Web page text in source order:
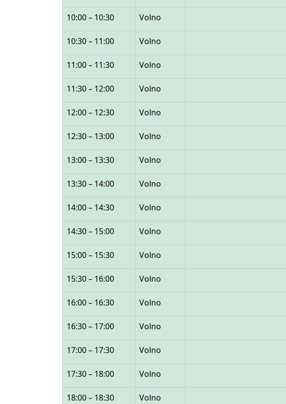
10:00 – 10:30 Volno
10:30 – 11:00 Volno
11:00 – 11:30 Volno
11:30 – 12:00 Volno
12:00 – 12:30 Volno
12:30 – 13:00 Volno
13:00 – 13:30 Volno
13:30 – 14:00 Volno
14:00 – 14:30 Volno
14:30 – 15:00 Volno
15:00 – 15:30 Volno
15:30 – 16:00 Volno
16:00 – 16:30 Volno
16:30 – 17:00 Volno
17:00 – 17:30 Volno
17:30 – 18:00 Volno
18:00 – 18:30 Volno